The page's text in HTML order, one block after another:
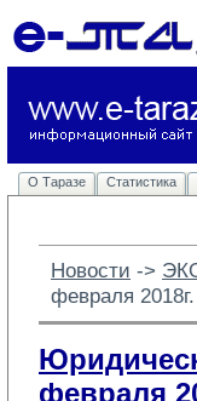
О Таразе Статистика
Новости ->
февраля 2018г.
февраля